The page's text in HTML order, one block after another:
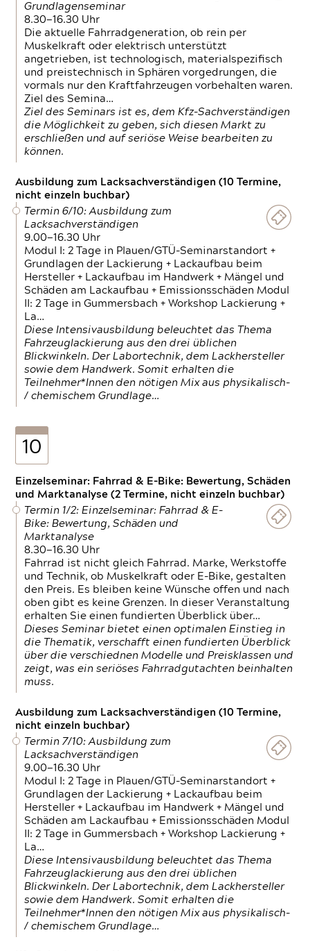
Grundlagenseminar
8.30—16.30 Uhr
Die aktuelle Fahrradgeneration, ob rein per
Muskelkraft oder elektrisch unterstützt
angetrieben, ist technologisch, materialspezifisch
und preistechnisch in Sphären vorgedrungen, die
vormals nur den Kraftfahrzeugen vorbehalten waren.
Ziel des Semina…
Ziel des Seminars ist es, dem Kfz-Sachverständigen
die Möglichkeit zu geben, sich diesen Markt zu
erschließen und auf seriöse Weise bearbeiten zu
können.
Ausbildung zum Lacksachverständigen (10 Termine,
nicht einzeln buchbar)
Termin 6/10: Ausbildung zum
Lacksachverständigen
9.00—16.30 Uhr
Modul I: 2 Tage in Plauen/GTÜ-Seminarstandort +
Grundlagen der Lackierung + Lackaufbau beim
Hersteller + Lackaufbau im Handwerk + Mängel und
Schäden am Lackaufbau + Emissionsschäden Modul
II: 2 Tage in Gummersbach + Workshop Lackierung +
La…
Diese Intensivausbildung beleuchtet das Thema
Fahrzeuglackierung aus den drei üblichen
Blickwinkeln. Der Labortechnik, dem Lackhersteller
sowie dem Handwerk. Somit erhalten die
Teilnehmer*Innen den nötigen Mix aus physikalisch-
/ chemischem Grundlage…
10
Einzelseminar: Fahrrad & E-Bike: Bewertung, Schäden
und Marktanalyse (2 Termine, nicht einzeln buchbar)
Termin 1/2: Einzelseminar: Fahrrad & E-
Bike: Bewertung, Schäden und
Marktanalyse
8.30—16.30 Uhr
Fahrrad ist nicht gleich Fahrrad. Marke, Werkstoffe
und Technik, ob Muskelkraft oder E-Bike, gestalten
den Preis. Es bleiben keine Wünsche offen und nach
oben gibt es keine Grenzen. In dieser Veranstaltung
erhalten Sie einen fundierten Überblick über…
Dieses Seminar bietet einen optimalen Einstieg in
die Thematik, verschafft einen fundierten Überblick
über die verschiednen Modelle und Preisklassen und
zeigt, was ein seriöses Fahrradgutachten beinhalten
muss.
Ausbildung zum Lacksachverständigen (10 Termine,
nicht einzeln buchbar)
Termin 7/10: Ausbildung zum
Lacksachverständigen
9.00—16.30 Uhr
Modul I: 2 Tage in Plauen/GTÜ-Seminarstandort +
Grundlagen der Lackierung + Lackaufbau beim
Hersteller + Lackaufbau im Handwerk + Mängel und
Schäden am Lackaufbau + Emissionsschäden Modul
II: 2 Tage in Gummersbach + Workshop Lackierung +
La…
Diese Intensivausbildung beleuchtet das Thema
Fahrzeuglackierung aus den drei üblichen
Blickwinkeln. Der Labortechnik, dem Lackhersteller
sowie dem Handwerk. Somit erhalten die
Teilnehmer*Innen den nötigen Mix aus physikalisch-
/ chemischem Grundlage…